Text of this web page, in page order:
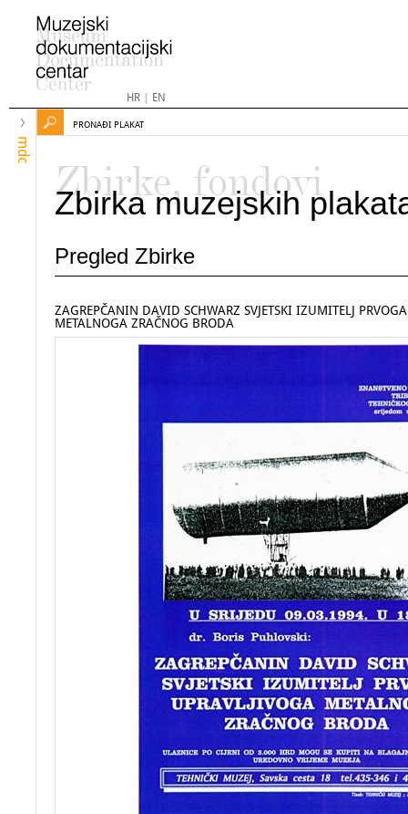
HR| EN
mdc
PRONAĐI PLAKAT
Zbirke, fondovi
Zbirka muzejskih
Pregled Zbirke
ZAGREPČANIN DAVID SCHWARZ SVJETSKI IZUMITELJ
METALNOGA ZRAČNOG BRODA